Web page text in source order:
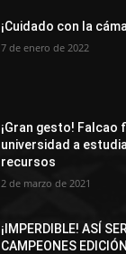
¡Cuidado con la
7 de enero de 2022
¡Gran gesto! Falcao
universidad a
recursos
2 de marzo de 2021
¡IMPERDIBLE! ASÍ
CAMPEONES